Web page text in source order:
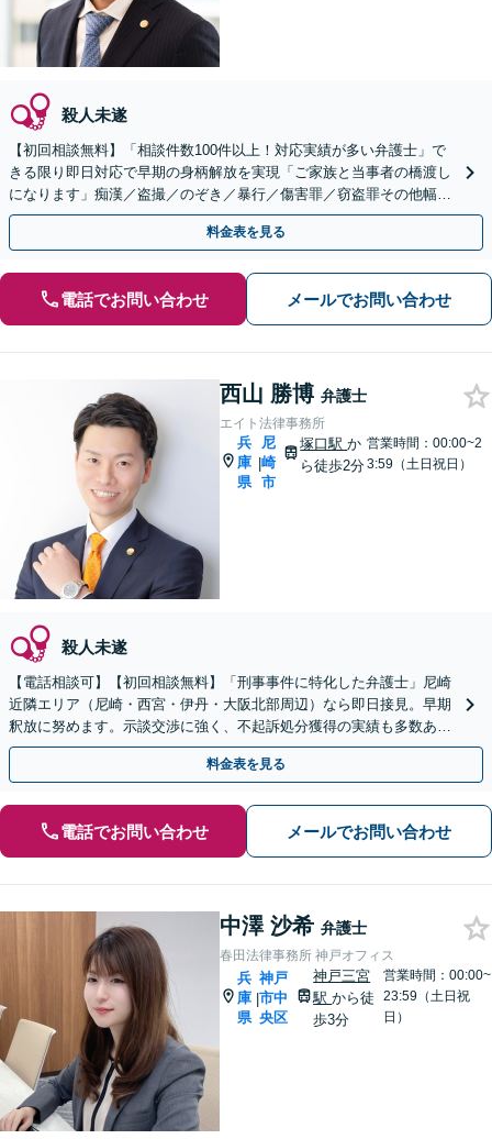
殺人未遂
【初回相談無料】「相談件数100件以上！対応実績が多い弁護士」で
きる限り即日対応で早期の身柄解放を実現「ご家族と当事者の橋渡し
になります」痴漢／盗撮／のぞき／暴行／傷害罪／窃盗罪その他幅広
く【夜間休日対応可能】【三宮駅徒歩5分】
料金表を見る
電話でお問い合わせ メールでお問い合わせ
西山 勝博 弁護士
エイト法律事務所
兵
庫
県
|
尼
崎
市
塚口駅か
ら徒歩2分
営業時間：00:00~2
3:59（土日祝日）
殺人未遂
【電話相談可】【初回相談無料】「刑事事件に特化した弁護士」尼崎
近隣エリア（尼崎・西宮・伊丹・大阪北部周辺）なら即日接見。早期
釈放に努めます。示談交渉に強く、不起訴処分獲得の実績も多数あり
ます【夜間・休日面談可】【完全個室】【塚口駅２分】
料金表を見る
電話でお問い合わせ メールでお問い合わせ
中澤 沙希 弁護士
春田法律事務所 神戸オフィス
兵
庫
県
|
神戸
市中
央区
神戸三宮
駅から徒
歩3分
営業時間：00:00~
23:59（土日祝
日）